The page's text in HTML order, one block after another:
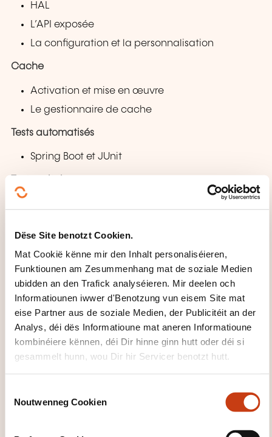
Dëse Site benotzt Cookien.
Mat Cookië kënne mir den Inhalt personaliséieren,
Funktiounen am Zesummenhang mat de soziale Medien
ubidden an den Trafick analyséieren. Mir deelen och
Informatiounen iwwer d'Benotzung vun eisem Site mat
eise Partner aus de soziale Medien, der Publicitéit an der
Analys, déi dës Informatioune mat aneren Informatioune
kombinéiere kënnen, déi Dir hinne ginn hutt oder déi si
gesammelt hunn, wou Dir hir Servicer benotzt hutt.
Noutwenneg Cookien
HAL
L’API exposée
La configuration et la personnalisation
Cache
Activation et mise en œuvre
Le gestionnaire de cache
Tests automatisés
Spring Boot et JUnit
Les annotations de Spring Boot
Les tests d’intégration avec Maven
Les tests avec des données JSON
Tests d’intégration de services REST
Tests d’intégration d’un client REST
L’annotation @RestClientTest
La classe MockRestServiceServer
Tests d’intégration des repository